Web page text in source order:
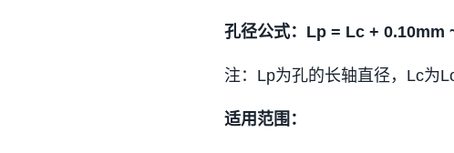
孔径公式： Lp = Lc + 0.10mm
注：Lp为孔的长轴直径，Lc为
适用范围：